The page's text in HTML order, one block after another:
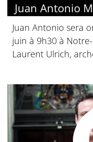
Juan Antonio
Juan Antonio sera
juin à 9h30 à
Laurent Ulrich,